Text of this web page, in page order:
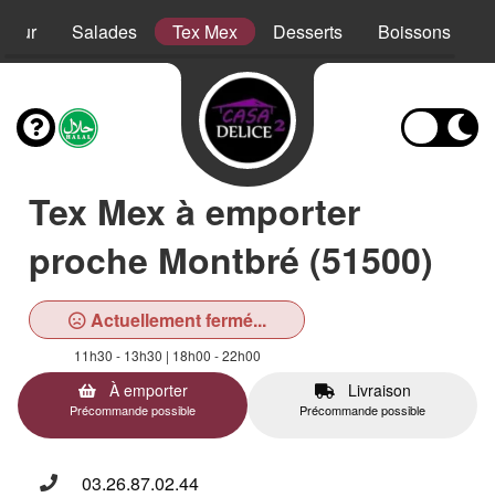
Salades Tex Mex Desserts Boissons
Tex Mex à emporter
proche Montbré (51500)
Actuellement fermé...
11h30 - 13h30 | 18h00 - 22h00
À emporter
Précommande possible
Livraison
Précommande possible
03.26.87.02.44